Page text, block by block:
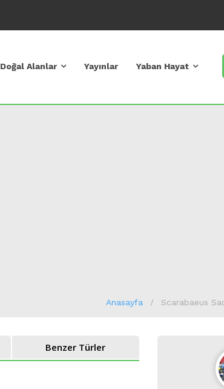
Doğal Alanlar Yayınlar Yaban Hayat
Anasayfa Scarabaeus
Benzer Türler